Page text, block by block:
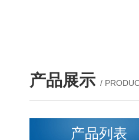
产品展示 /
产品列表